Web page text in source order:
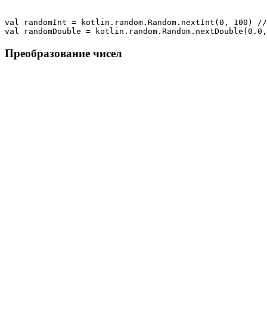
val randomInt = kotlin.random.Random.nextInt(0, 100) //
Преобразование чисел